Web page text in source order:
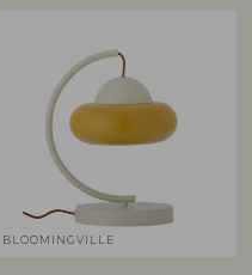
BLOOMINGVILLE